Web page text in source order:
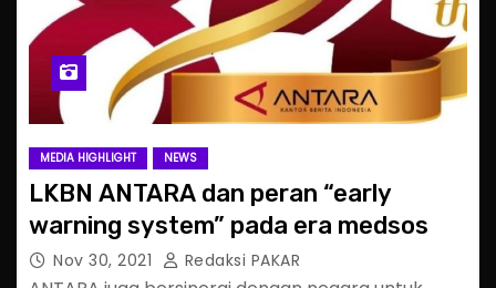
MEDIA HIGHLIGHT NEWS
LKBN ANTARA dan peran “early
warning system” pada era medsos
Nov 30, 2021 Redaksi PAKAR